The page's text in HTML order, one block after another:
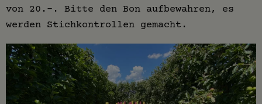
von 20.-. Bitte den Bon aufbewahren, es
werden Stichkontrollen gemacht.